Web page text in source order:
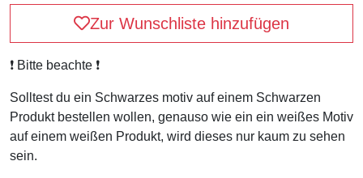
Zur Wunschliste hinzufügen
❗️ Bitte beachte ❗️
Solltest du ein Schwarzes motiv auf einem Schwarzen
Produkt bestellen wollen, genauso wie ein ein weißes Motiv
auf einem weißen Produkt, wird dieses nur kaum zu sehen
sein.